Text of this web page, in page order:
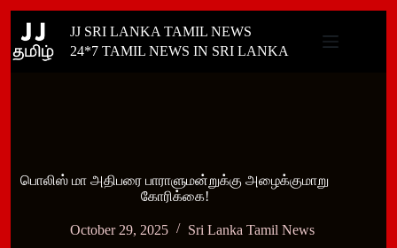
content
JJ SRI LANKA TAMIL NEWS
24*7 TAMIL NEWS IN SRI LANKA
பொலிஸ் மா அதிபரை பாராளுமன்றுக்கு அழைக்குமாறு
கோரிக்கை!
October 29, 2025 Sri Lanka Tamil News